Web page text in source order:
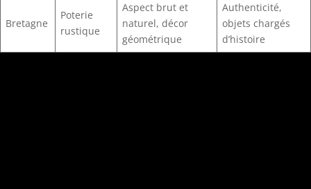
Bretagne
Poterie
rustique
Aspect brut et
naturel, décor
géométrique
Authenticité,
objets chargés
d’histoire